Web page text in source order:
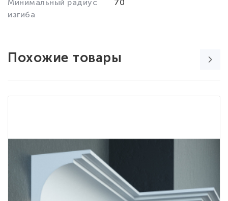
Минимальный радиус
изгиба
70
Похожие товары